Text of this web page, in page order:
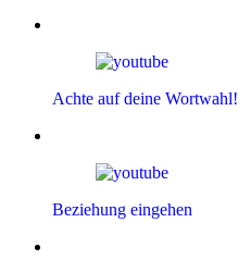
Achte auf deine Wortwahl!
Beziehung eingehen